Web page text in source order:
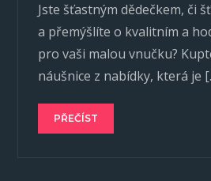
Jste šťastným dědečkem, či
a přemýšlíte o kvalitním a
pro vaši malou vnučku?
náušnice z nabídky, která je
PŘEČÍST